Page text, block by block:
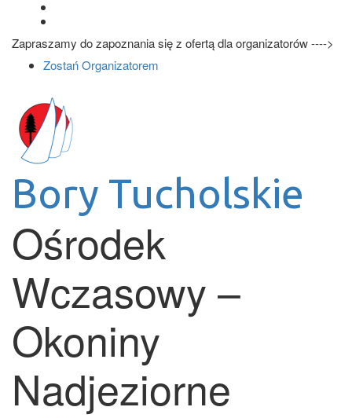
Zapraszamy do zapoznania się z ofertą dla organizatorów ---->
Zostań Organizatorem
Bory Tucholskie
Ośrodek
Wczasowy –
Okoniny
Nadjeziorne